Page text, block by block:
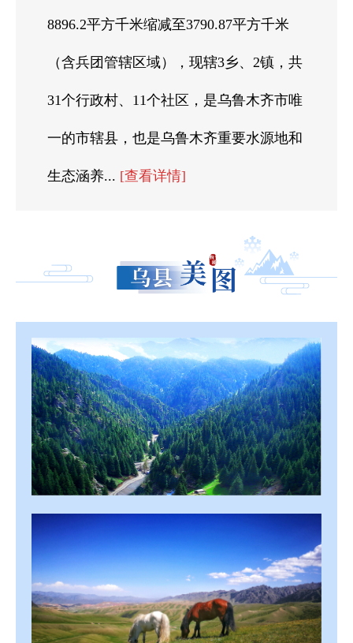
8896.2平方千米缩减至3790.87平方千米
（含兵团管辖区域），现辖3乡、2镇，共
31个行政村、11个社区，是乌鲁木齐市唯
一的市辖县，也是乌鲁木齐重要水源地和
生态涵养... [查看详情]